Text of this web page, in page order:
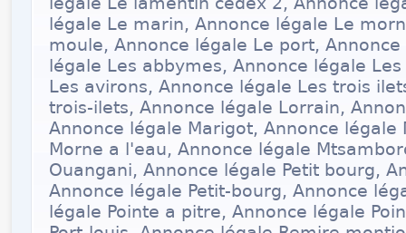
légale Le marin, Annonce légale Le
moule, Annonce légale Le port,
légale Les abbymes, Annonce légale
Les avirons, Annonce légale Les trois
trois-ilets, Annonce légale Lorrain,
Annonce légale Marigot, Annonce légale
Morne a l'eau, Annonce légale
Ouangani, Annonce légale Petit bourg,
Annonce légale Petit-bourg, Annonce
légale Pointe a pitre, Annonce légale